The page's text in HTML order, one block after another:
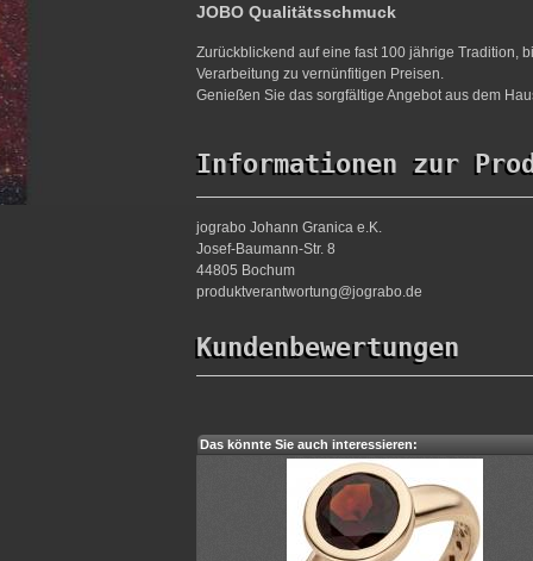
JOBO Qualitätsschmuck
Zurückblickend auf eine fast 100 jährige Tradition,
Verarbeitung zu vernünfitigen Preisen.
Genießen Sie das sorgfältige Angebot aus dem
Informationen zur
jograbo Johann Granica e.K.
Josef-Baumann-Str. 8
44805 Bochum
produktverantwortung@jograbo.de
Kundenbewertungen
Das könnte Sie auch interessieren: